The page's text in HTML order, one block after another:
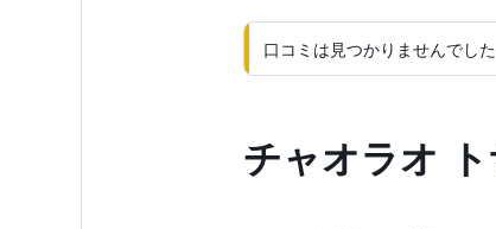
口コミは見つかりませんでし
チャオラオ